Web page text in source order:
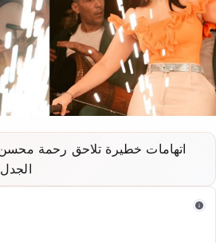
Filed Against Singer Rahma
for Inciting Immorality
اتهامات خطيرة تلاحق رحمة محسن